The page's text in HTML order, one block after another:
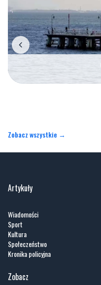
Zobacz wszystkie →
Artykuły
Wiadomości
Sport
Kultura
Społeczeństwo
Kronika policyjna
Zobacz